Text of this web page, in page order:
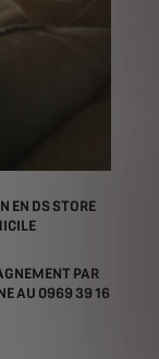
EN DS STORE
PAR
AU 0969 39 16